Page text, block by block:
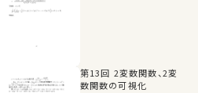
第13回 2変数関数、2変
数関数の可視化